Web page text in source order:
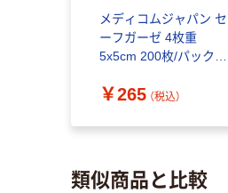
メディコムジャパン セ
ーフガーゼ 4枚重
5x5cm 200枚/パック
￥265 （税込）
類似商品と比較